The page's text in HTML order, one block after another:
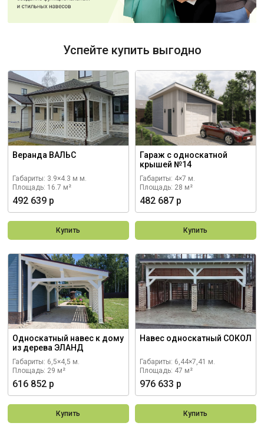
Успейте купить выгодно
Веранда ВАЛЬС
Габариты: 3.9×4.3 м м.
Площадь: 16.7 м²
492 639 р
Купить
Гараж с односкатной
крышей №14
Габариты: 4×7 м.
Площадь: 28 м²
482 687 р
Купить
Односкатный навес к дому
из дерева ЭЛАНД
Габариты: 6,5×4,5 м.
Площадь: 29 м²
616 852 р
Купить
Навес односкатный СОКОЛ
Габариты: 6,44×7,41 м.
Площадь: 47 м²
976 633 р
Купить